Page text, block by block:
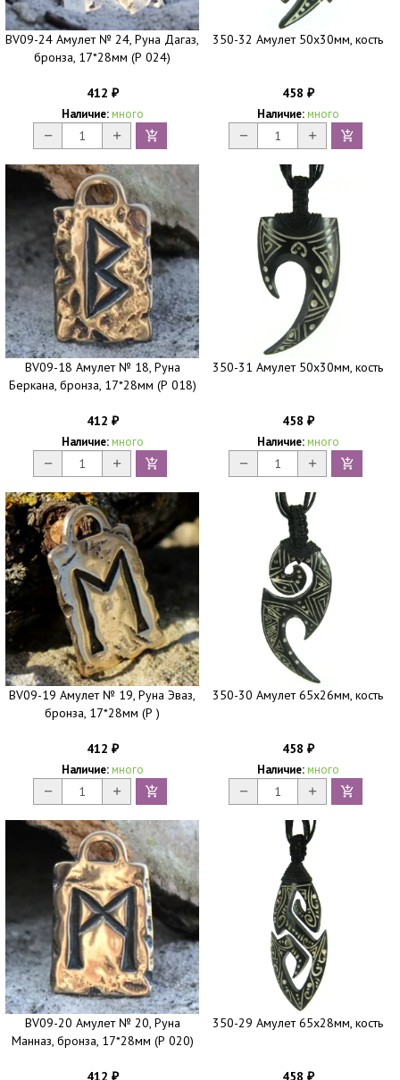
BV09-24 Амулет № 24, Руна Дагаз,
бронза, 17*28мм (Р 024)
412 ₽
Наличие: много
350-32 Амулет 50х30мм, кость
458 ₽
Наличие: много
BV09-18 Амулет № 18, Руна
Беркана, бронза, 17*28мм (Р 018)
412 ₽
Наличие: много
350-31 Амулет 50х30мм, кость
458 ₽
Наличие: много
BV09-19 Амулет № 19, Руна Эваз,
бронза, 17*28мм (Р )
412 ₽
Наличие: много
350-30 Амулет 65х26мм, кость
458 ₽
Наличие: много
BV09-20 Амулет № 20, Руна
Манназ, бронза, 17*28мм (Р 020)
412 ₽
350-29 Амулет 65х28мм, кость
458 ₽